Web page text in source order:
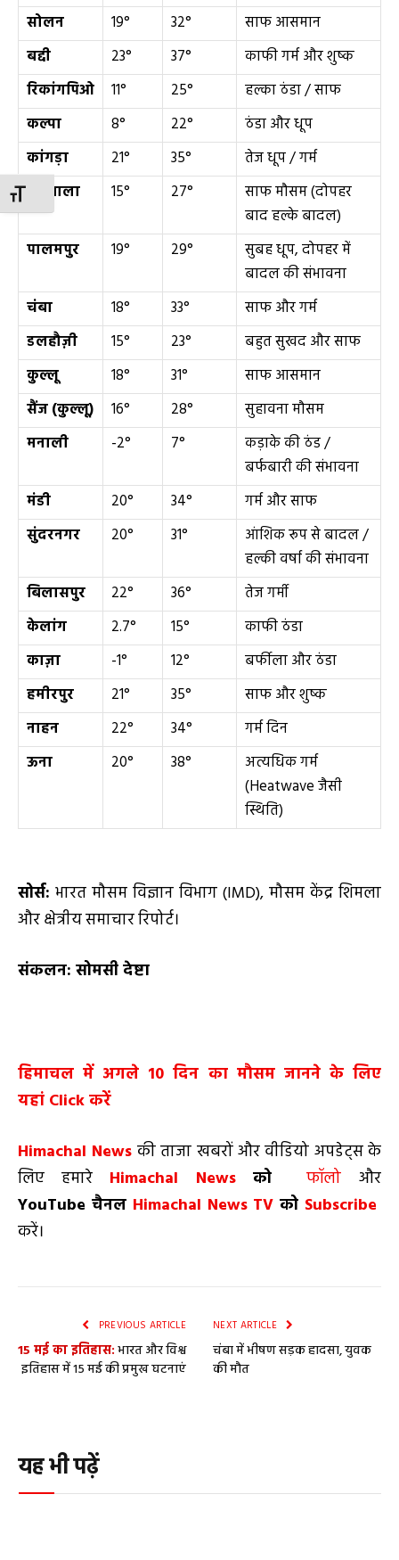
TOGGLE FONT SIZE
सोलन
19° 32°
साफ आसमान
बद्दी
23° 37°
काफी गर्म और शुष्क
रिकांगपिओ
11° 25°
हल्का ठंडा / साफ
कल्पा
8° 22°
ठंडा और धूप
कांगड़ा
21° 35°
तेज धूप / गर्म
धर्मशाला
15° 27°
साफ मौसम (दोपहर
बाद हल्के बादल)
पालमपुर
19° 29°
सुबह धूप, दोपहर में
बादल की संभावना
चंबा
18° 33°
साफ और गर्म
डलहौज़ी
15° 23°
बहुत सुखद और साफ
कुल्लू
18° 31°
साफ आसमान
सैंज (कुल्लू)
16° 28°
सुहावना मौसम
मनाली
-2° 7°
कड़ाके की ठंड /
बर्फबारी की संभावना
मंडी
20° 34°
गर्म और साफ
सुंदरनगर
20° 31°
आंशिक रूप से बादल /
हल्की वर्षा की संभावना
बिलासपुर
22° 36°
तेज गर्मी
केलांग
2.7° 15°
काफी ठंडा
काज़ा
-1° 12°
बर्फीला और ठंडा
हमीरपुर
21° 35°
साफ और शुष्क
नाहन
22° 34°
गर्म दिन
ऊना
20° 38°
अत्यधिक गर्म
(Heatwave जैसी
स्थिति)
सोर्स: भारत मौसम विज्ञान विभाग (IMD), मौसम केंद्र शिमला
और क्षेत्रीय समाचार रिपोर्ट।
संकलन: सोमसी देष्टा
हिमाचल में अगले 10दिन का मौसम जानने के लिए
यहां Clickकरें
Himachal News की ताजा खबरों और वीडियो अपडेट्स के
लिए हमारे Himachal News को फॉलो
और
YouTube चैनल Himachal News TVको Subscribe
करें।
PREVIOUS ARTICLE
15 मई का इतिहास:भारत और विश्व
इतिहास में 15 मई की प्रमुख घटनाएं
NEXT ARTICLE
चंबा में भीषण सड़क हादसा, युवक
की मौत
यह भी पढ़ें